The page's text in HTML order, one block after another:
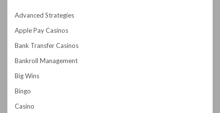
Advanced Strategies
Apple Pay Casinos
Bank Transfer Casinos
Bankroll Management
Big Wins
Bingo
Casino